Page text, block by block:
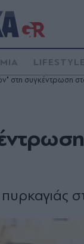
LIFESTYLE
στη συγκέντρωση